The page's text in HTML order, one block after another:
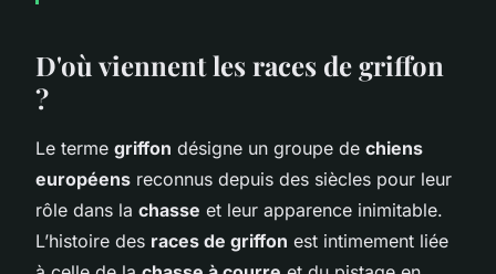
D'où viennent les races de griffon
?
Le terme griffon désigne un groupe de chiens
européens reconnus depuis des siècles pour leur
rôle dans la chasse et leur apparence inimitable.
L’histoire des races de griffon est intimement liée